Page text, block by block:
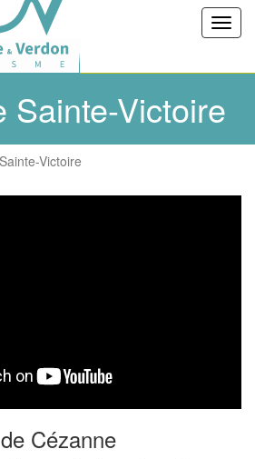
Sainte-Victoire
Victoire
Cézanne